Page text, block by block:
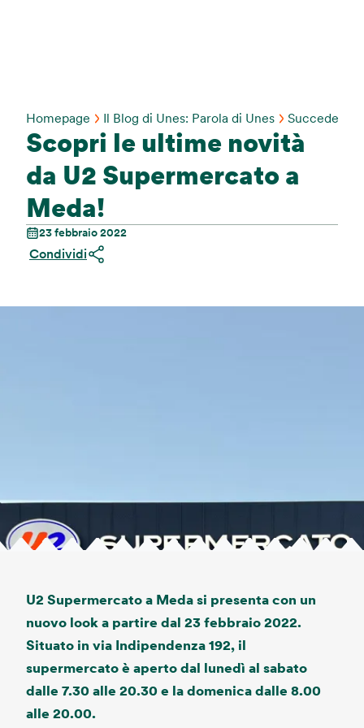
Homepage Il Blog di Unes: Parola di Unes Succede Da
Scopri le ultime novità
da U2 Supermercato a
Meda!
23 febbraio 2022
Condividi
U2 Supermercato a Meda si presenta con un
nuovo look a partire dal 23 febbraio 2022.
Situato in via Indipendenza 192, il
supermercato è aperto dal lunedì al sabato
dalle 7.30 alle 20.30 e la domenica dalle 8.00
alle 20.00.